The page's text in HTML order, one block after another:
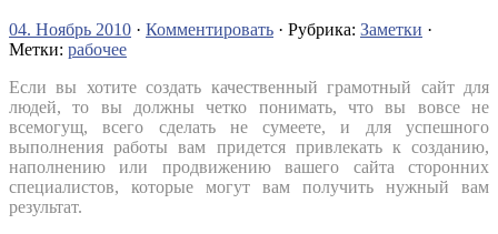
04. Ноябрь 2010 · Комментировать · Рубрика: Заметки ·
Метки: рабочее
Если вы хотите создать качественный грамотный сайт для
людей, то вы должны четко понимать, что вы вовсе не
всемогущ, всего сделать не сумеете, и для успешного
выполнения работы вам придется привлекать к созданию,
наполнению или продвижению вашего сайта сторонних
специалистов, которые могут вам получить нужный вам
результат.